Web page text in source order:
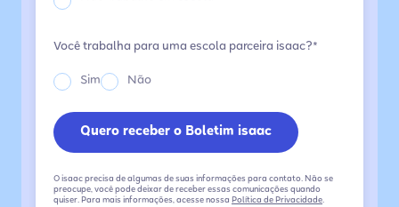
Você trabalha para uma escola parceira isaac?*
Sim Não
O isaac precisa de algumas de suas informações para contato. Não se
preocupe, você pode deixar de receber essas comunicações quando
quiser. Para mais informações, acesse nossa Política de Privacidade.